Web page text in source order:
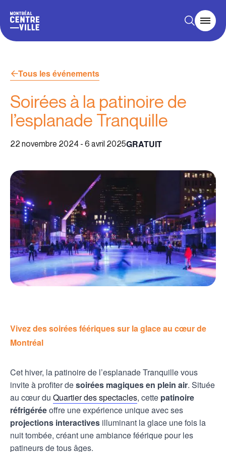
Tous les événements
Soirées à la patinoire de
l’esplanade Tranquille
22 novembre 2024 - 6 avril 2025GRATUIT
Vivez des soirées féériques sur la glace au cœur de
Montréal
Cet hiver, la patinoire de l’esplanade Tranquille vous
invite à profiter desoirées magiques en plein air. Située
au cœur du Quartier des spectacles, cette patinoire
réfrigéréeoffre une expérience unique avec ses
projections interactives illuminant la glace une fois la
nuit tombée, créant une ambiance féérique pour les
patineurs de tous âges.